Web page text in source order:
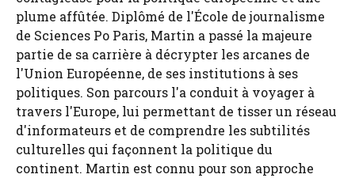
plume affûtée. Diplômé de l'École de journalisme
de Sciences Po Paris, Martin a passé la majeure
partie de sa carrière à décrypter les arcanes de
l'Union Européenne, de ses institutions à ses
politiques. Son parcours l'a conduit à voyager à
travers l'Europe, lui permettant de tisser un réseau
d'informateurs et de comprendre les subtilités
culturelles qui façonnent la politique du
continent. Martin est connu pour son approche